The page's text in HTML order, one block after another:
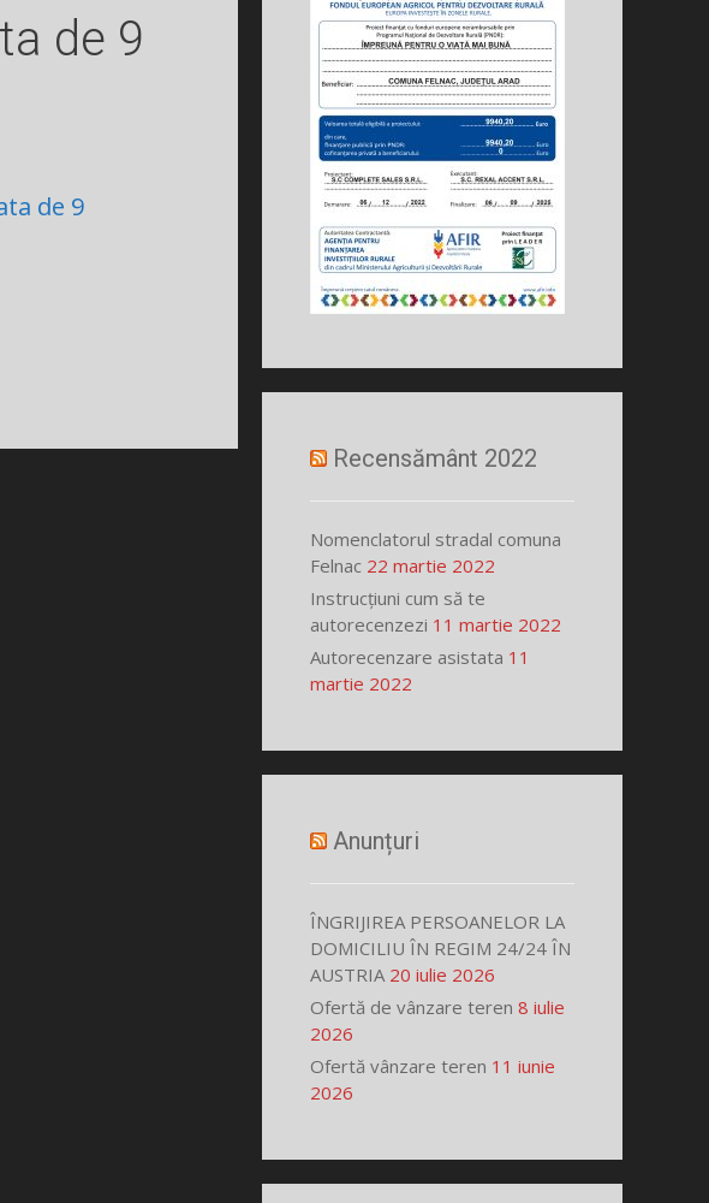
de 9
de 9
Recensământ 2022
Nomenclatorul stradal comuna
Felnac 22 martie 2022
Instrucțiuni cum să te
autorecenzezi 11 martie 2022
Autorecenzare asistata 11
martie 2022
Anunțuri
ÎNGRIJIREA PERSOANELOR LA
DOMICILIU ÎN REGIM 24/24 ÎN
AUSTRIA 20 iulie 2026
Ofertă de vânzare teren 8 iulie
2026
Ofertă vânzare teren 11 iunie
2026